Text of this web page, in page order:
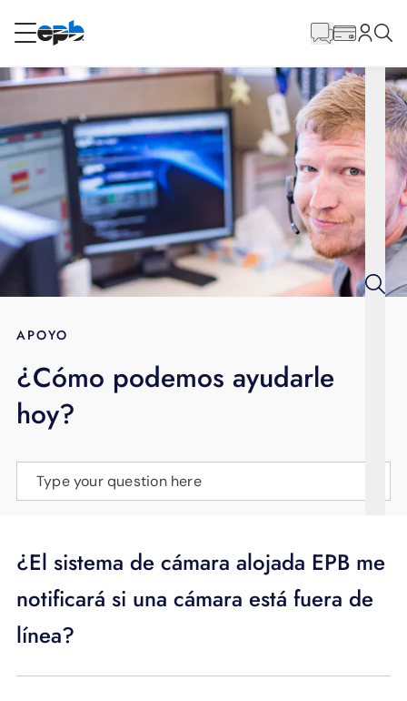
RESIDENCIAL
Internet
Energía
Televisión
BLOG
APOYO
principal
APOYO
¿Cómo podemos ayudarle
hoy?
Type your question here
¿El sistema de cámara alojada EPB me
notificará si una cámara está fuera de
línea?